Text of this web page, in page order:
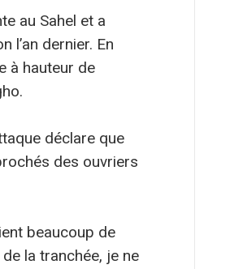
au Sahel et a
l’an dernier. En
à hauteur de
déclare que
des ouvriers
beaucoup de
la tranchée, je ne